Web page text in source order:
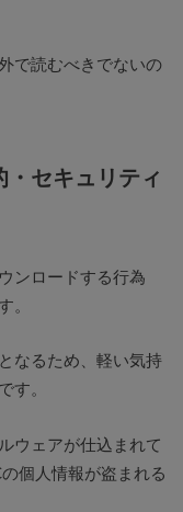
で読むべきでないの
セキュリティ
ンロードする行為
。
なるため、軽い気持
す。
ウェアが仕込まれて
個人情報が盗まれる